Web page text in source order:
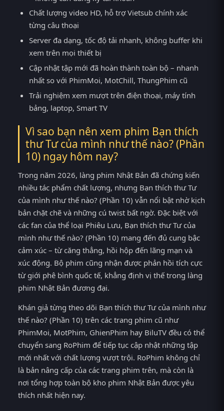
Chất lượng video HD, hỗ trợ Vietsub chính xác
từng câu thoại
Server đa dạng, tốc độ tải nhanh, không buffer khi
xem trên mọi thiết bị
Cập nhật tập mới đã hoàn thành toàn bộ – nhanh
nhất so với PhimMoi, MotChill, ThungPhim cũ
Trải nghiệm xem mượt trên điện thoại, máy tính
bảng, laptop, Smart TV
Vì sao bạn nên xem phim Bạn thích
thư Tư của mình như thế nào? (Phần
10) ngay hôm nay?
Trong năm 2026, làng phim Nhật Bản đã chứng kiến
nhiều tác phẩm chất lượng, nhưng Bạn thích thư Tư
của mình như thế nào? (Phần 10) vẫn nổi bật nhờ kịch
bản chặt chẽ và những cú twist bất ngờ. Đặc biệt với
các fan của thể loại Phiêu Lưu, Bạn thích thư Tư của
mình như thế nào? (Phần 10) mang đến đủ cung bậc
cảm xúc – từ căng thẳng, hồi hộp đến lãng mạn và
xúc động. Bộ phim cũng nhận được phản hồi tích cực
từ giới phê bình quốc tế, khẳng định vị thế trong làng
phim Nhật Bản đương đại.
Khán giả từng theo dõi Bạn thích thư Tư của mình như
thế nào? (Phần 10) trên các trang phim cũ như
PhimMoi, MotPhim, GhienPhim hay BiluTV đều có thể
chuyển sang RoPhim để tiếp tục cập nhật những tập
mới nhất với chất lượng vượt trội. RoPhim không chỉ
là bản nâng cấp của các trang phim trên, mà còn là
nơi tổng hợp toàn bộ kho phim Nhật Bản được yêu
thích nhất hiện nay.